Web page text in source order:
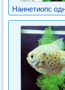
Наннетиопс